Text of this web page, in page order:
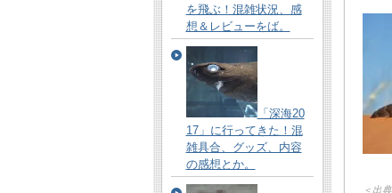
＜出典
を飛ぶ！混雑状況、感
想＆レビューをば。
「深海20
17」に行ってきた！混
雑具合、グッズ、内容
の感想とか。